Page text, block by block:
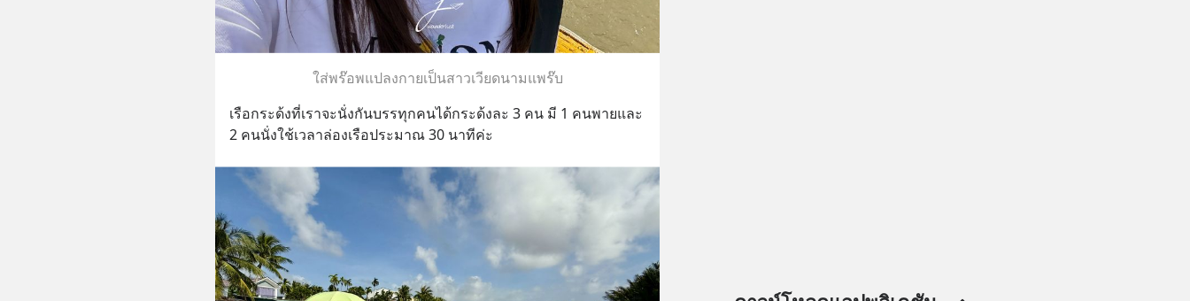
ใส่พร๊อพแปลงกายเป็นสาวเวียดนามแพร๊บ
เรือกระด้งที่เราจะนั่งกันบรรทุกคนได้กระด้งละ 3 คน มี 1 คนพายและ
2 คนนั่งใช้เวลาล่องเรือประมาณ 30 นาทีค่ะ